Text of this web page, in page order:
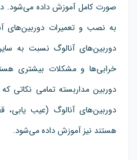
صورت کامل آموزش داده می‌شود.
به نصب و تعمیرات دوربین‌های
دوربین‌های آنالوگ نسبت به
خرابی‌ها و مشکلات بیشتری
دوربین مداربسته تمامی نکاتی
دوربین‌های آنالوگ (عیب
هستند نیز آموزش داده می‌شود.